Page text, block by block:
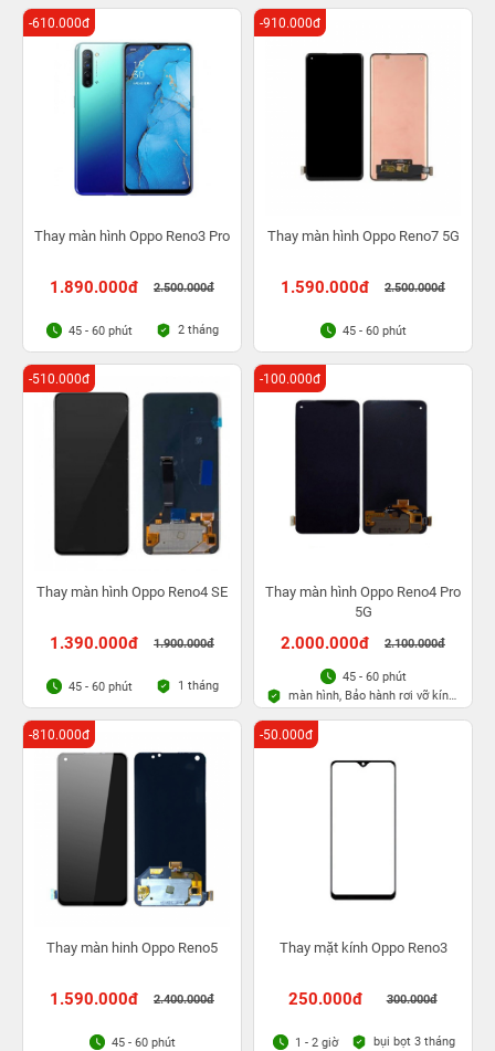
Thay màn hình Oppo Reno3 Pro
1.890.000đ 2.500.000đ
-610.000đ
45 - 60 phút 2 tháng
Thay màn hình Oppo Reno7 5G
1.590.000đ 2.500.000đ
-910.000đ
45 - 60 phút
Thay màn hình Oppo Reno4 SE
1.390.000đ 1.900.000đ
-510.000đ
45 - 60 phút 1 tháng
Thay màn hình Oppo Reno4 Pro
5G
2.000.000đ 2.100.000đ
-100.000đ
45 - 60 phút
màn hình, Bảo hành rơi vỡ kính
1 lần trong 3 tháng
Thay màn hinh Oppo Reno5
1.590.000đ 2.400.000đ
-810.000đ
45 - 60 phút
Thay mặt kính Oppo Reno3
250.000đ 300.000đ
-50.000đ
1 - 2 giờ bụi bọt 3 tháng